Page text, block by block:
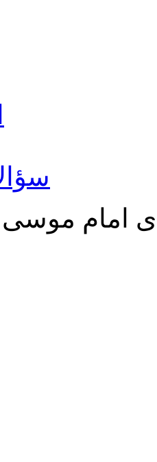
امام